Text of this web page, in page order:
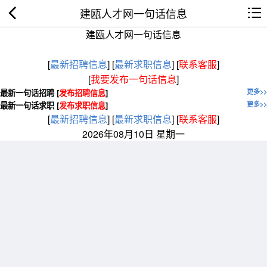
建瓯人才网一句话信息
建瓯人才网一句话信息
[最新招聘信息] [最新求职信息] [联系客服]
[我要发布一句话信息]
更多>>
最新一句话招聘 [发布招聘信息]
更多>>
最新一句话求职 [发布求职信息]
[最新招聘信息] [最新求职信息] [联系客服]
2026年08月10日 星期一